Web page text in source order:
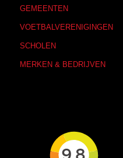
GEMEENTEN
VOETBALVERENIGINGEN
SCHOLEN
MERKEN & BEDRIJVEN